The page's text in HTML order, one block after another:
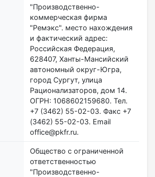
"Производственно-
коммерческая фирма
"Ремэкс". место нахождения
и фактический адрес:
Российская Федерация,
628407, Ханты-Мансийский
автономный округ-Югра,
город Сургут, улица
Рационализаторов, дом 14.
ОГРН: 1068602159680. Тел.
+7 (3462) 55-02-03. Факс +7
(3462) 55-02-03. Email
office@pkfr.ru.
Общество с ограниченной
ответственностью
"Производственно-